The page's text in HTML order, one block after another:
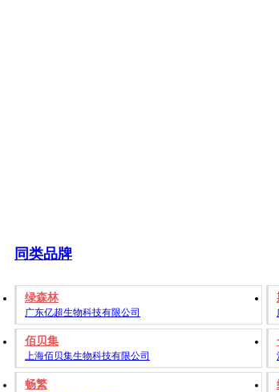
同类品牌
绿森林
广东亿超生物科技有限公司
佰贝集
上海佰贝集生物科技有限公司
畅繁